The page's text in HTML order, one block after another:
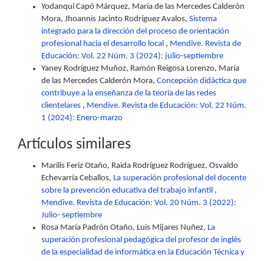
Yodanqui Capó Márquez, María de las Mercedes Calderón
Mora, Jhoannis Jacinto Rodríguez Avalos, Sistema
integrado para la dirección del proceso de orientación
profesional hacia el desarrollo local , Mendive. Revista de
Educación: Vol. 22 Núm. 3 (2024): julio-septiembre
Yaney Rodríguez Muñoz, Ramón Reigosa Lorenzo, María
de las Mercedes Calderón Mora, Concepción didáctica que
contribuye a la enseñanza de la teoría de las redes
clientelares , Mendive. Revista de Educación: Vol. 22 Núm.
1 (2024): Enero-marzo
Artículos similares
Marilis Feriz Otaño, Raida Rodríguez Rodríguez, Osvaldo
Echevarría Ceballos, La superación profesional del docente
sobre la prevención educativa del trabajo infantil ,
Mendive. Revista de Educación: Vol. 20 Núm. 3 (2022):
Julio- septiembre
Rosa María Padrón Otaño, Luis Mijares Nuñez, La
superación profesional pedagógica del profesor de inglés
de la especialidad de informática en la Educación Técnica y